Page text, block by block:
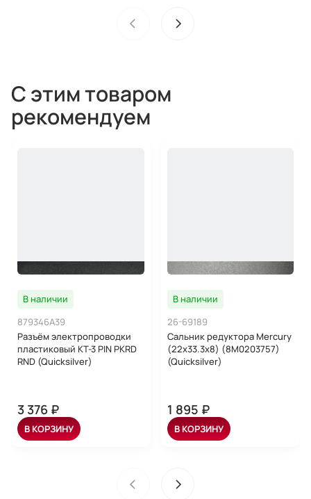
С этим товаром
рекомендуем
В наличии
879346A39
Разъём электропроводки
пластиковый KT-3 PIN PKRD
RND (Quicksilver)
3 376 ₽
В КОРЗИНУ
В наличии
26-69189
Сальник редуктора Mercury
(22х33.3х8) (8M0203757)
(Quicksilver)
1 895 ₽
В КОРЗИНУ